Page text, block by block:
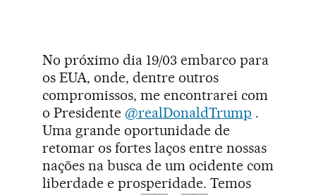
No próximo dia 19/03 embarco para
os EUA, onde, dentre outros
compromissos, me encontrarei com
o Presidente @realDonaldTrump .
Uma grande oportunidade de
retomar os fortes laços entre nossas
nações na busca de um ocidente com
liberdade e prosperidade. Temos